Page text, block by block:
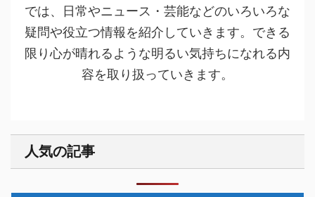
では、日常やニュース・芸能などのいろいろな
疑問や役立つ情報を紹介していきます。できる
限り心が晴れるような明るい気持ちになれる内
容を取り扱っていきます。
人気の記事